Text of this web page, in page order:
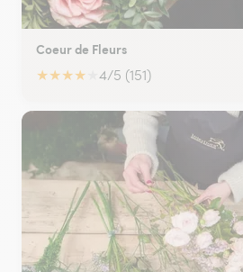
Coeur de Fleurs
★★★★ 4/5 (151)